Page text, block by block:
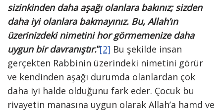
sizinkinden daha aşağı olanlara bakınız; sizden
daha iyi olanlara bakmayınız. Bu, Allah’ın
üzerinizdeki nimetini hor görmemenize daha
uygun bir davranıştır.”[2] Bu şekilde insan
gerçekten Rabbinin üzerindeki nimetini görür
ve kendinden aşağı durumda olanlardan çok
daha iyi halde olduğunu fark eder. Çocuk bu
rivayetin manasına uygun olarak Allah’a hamd ve